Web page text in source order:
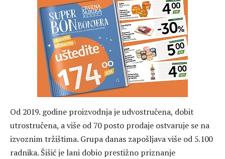
Od 2019. godine proizvodnja je udvostručena, dobit
utrostručena, a više od 70 posto prodaje ostvaruje se na
izvoznim tržištima. Grupa danas zapošljava više od 5.100
radnika. Šišić je lani dobio prestižno priznanje